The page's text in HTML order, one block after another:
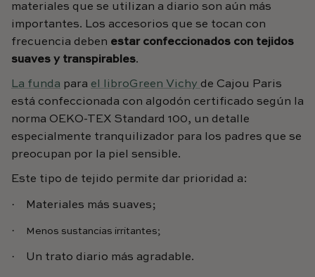
materiales que se utilizan a diario son aún más
importantes. Los accesorios que se tocan con
frecuencia deben estar confeccionados con tejidos
suaves y transpirables.
La funda para el libroGreen Vichy de Cajou Paris
está confeccionada con algodón certificado según la
norma OEKO-TEX Standard 100, un detalle
especialmente tranquilizador para los padres que se
preocupan por la piel sensible.
Este tipo de tejido permite dar prioridad a:
· Materiales más suaves;
· Menos sustancias irritantes;
· Un trato diario más agradable.